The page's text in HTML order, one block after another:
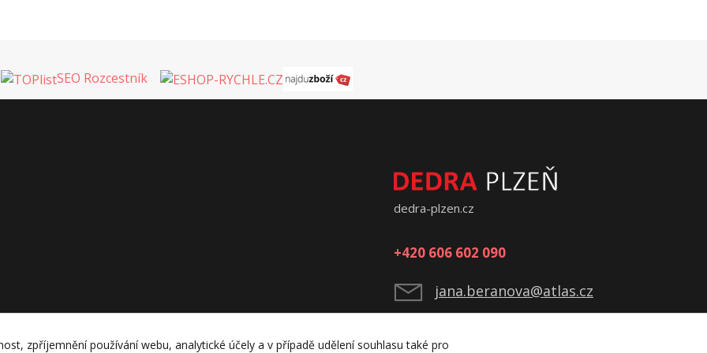
SEO Rozcestník
dedra-plzen.cz
+420 606 602 090
jana.beranova@atlas.cz
zpříjemnění používání webu, analytické účely a v případě udělení souhlasu také pro